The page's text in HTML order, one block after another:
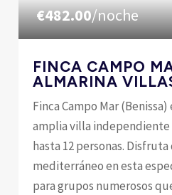
€482.00/noche
FINCA CAMPO
ALMARINA
Finca Campo Mar
amplia villa independiente
hasta 12 personas.
mediterráneo en esta
para grupos numerosos